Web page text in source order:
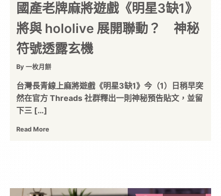
國產老牌麻將遊戲《明星3缺1》
將與 hololive 展開聯動？ 神秘
符號透露玄機
By 一枚月餅
台灣長青線上麻將遊戲《明星3缺1》今（1）日稍早突
然在官方 Threads 社群釋出一則神秘預告貼文，並留
下三 […]
Read More